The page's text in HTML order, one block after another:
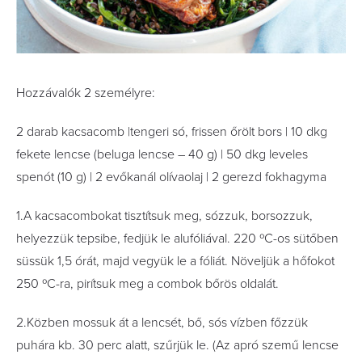
Hozzávalók 2 személyre:
2 darab kacsacomb |tengeri só, frissen őrölt bors | 10 dkg
fekete lencse (beluga lencse – 40 g) | 50 dkg leveles
spenót (10 g) | 2 evőkanál olívaolaj | 2 gerezd fokhagyma
1.A kacsacombokat tisztítsuk meg, sózzuk, borsozzuk,
helyezzük tepsibe, fedjük le alufóliával. 220 ºC-os sütőben
süssük 1,5 órát, majd vegyük le a fóliát. Növeljük a hőfokot
250 ºC-ra, pirítsuk meg a combok bőrös oldalát.
2.Közben mossuk át a lencsét, bő, sós vízben főzzük
puhára kb. 30 perc alatt, szűrjük le. (Az apró szemű lencse